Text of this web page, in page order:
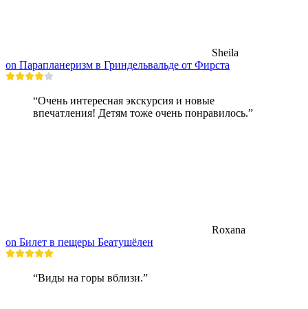
Sheila
on Парапланеризм в Гриндельвальде от Фирста
“Очень интересная экскурсия и новые
впечатления! Детям тоже очень понравилось.”
Roxana
on Билет в пещеры Беатушёлен
“Виды на горы вблизи.”